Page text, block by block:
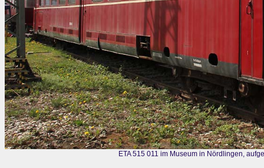
ETA 515 011 im Museum in Nördlingen,